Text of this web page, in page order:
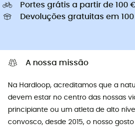
Portes grátis a partir de 100
Devoluções gratuitas em
A nossa missão
Na Hardloop, acreditamos que a
devem estar no centro das nossas
principiante ou um atleta de alto
convosco, desde 2015, o nosso